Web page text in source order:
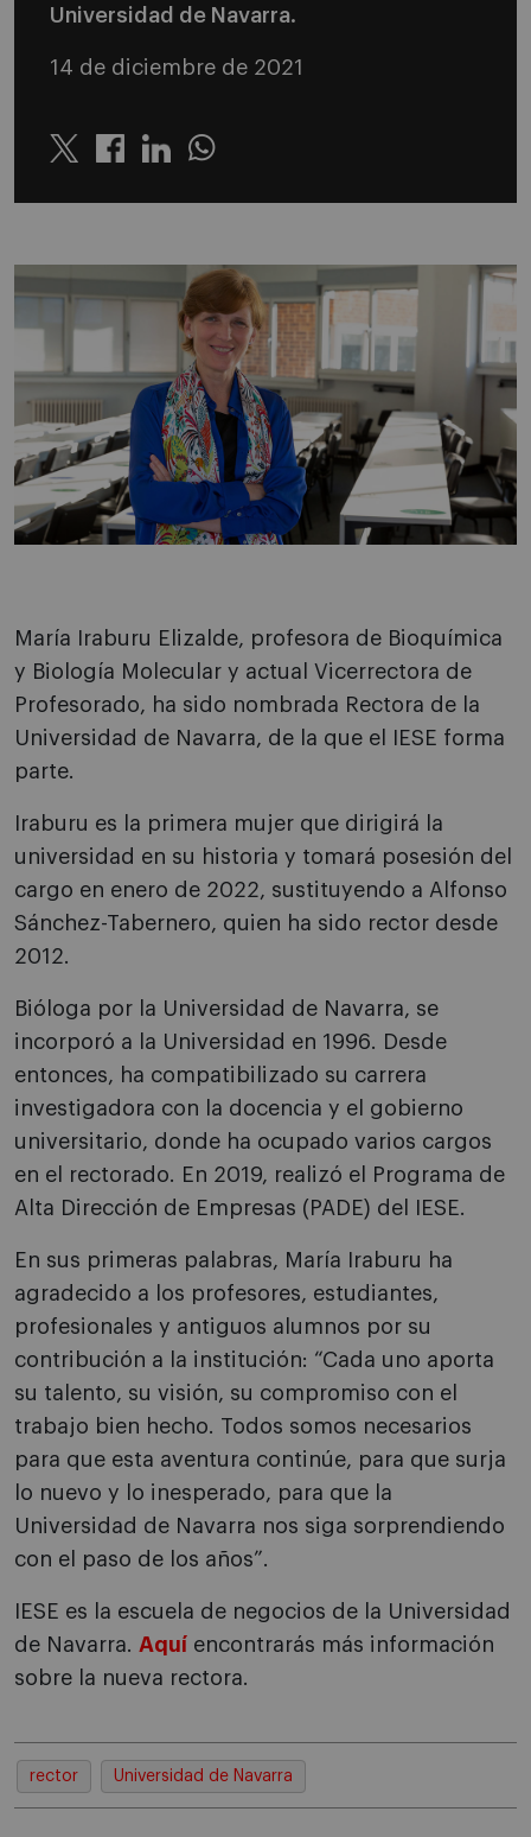
Universidad de Navarra.
14 de diciembre de 2021
Twitter LinkedinWhatsapp
María Iraburu Elizalde, profesora de Bioquímica
y Biología Molecular y actual Vicerrectora de
Profesorado, ha sido nombrada Rectora de la
Universidad de Navarra, de la que el IESE forma
parte.
Iraburu es la primera mujer que dirigirá la
universidad en su historia y tomará posesión del
cargo en enero de 2022, sustituyendo a Alfonso
Sánchez-Tabernero, quien ha sido rector desde
2012.
Bióloga por la Universidad de Navarra, se
incorporó a la Universidad en 1996. Desde
entonces, ha compatibilizado su carrera
investigadora con la docencia y el gobierno
universitario, donde ha ocupado varios cargos
en el rectorado. En 2019, realizó el Programa de
Alta Dirección de Empresas (PADE) del IESE.
En sus primeras palabras, María Iraburu ha
agradecido a los profesores, estudiantes,
profesionales y antiguos alumnos por su
contribución a la institución: “Cada uno aporta
su talento, su visión, su compromiso con el
trabajo bien hecho. Todos somos necesarios
para que esta aventura continúe, para que surja
lo nuevo y lo inesperado, para que la
Universidad de Navarra nos siga sorprendiendo
con el paso de los años”.
IESE es la escuela de negocios de la Universidad
de Navarra. Aquí encontrarás más información
sobre la nueva rectora.
rector Universidad de Navarra